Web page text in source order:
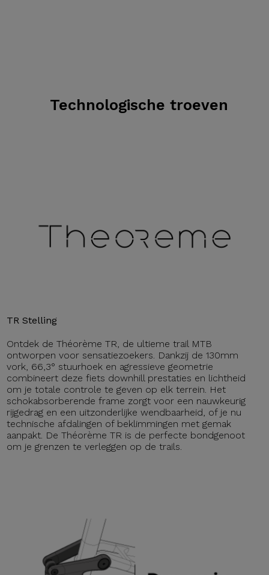
Technologische troeven
TR Stelling
Ontdek de Théorème TR, de ultieme trail MTB
ontworpen voor sensatiezoekers. Dankzij de 130mm
vork, 66,3° stuurhoek en agressieve geometrie
combineert deze fiets downhill prestaties en lichtheid
om je totale controle te geven op elk terrein. Het
schokabsorberende frame zorgt voor een nauwkeurig
rijgedrag en een uitzonderlijke wendbaarheid, of je nu
technische afdalingen of beklimmingen met gemak
aanpakt. De Théorème TR is de perfecte bondgenoot
om je grenzen te verleggen op de trails.